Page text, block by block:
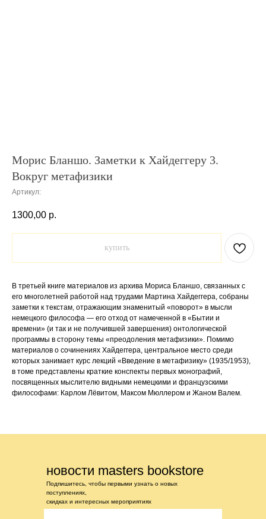
Морис Бланшо. Заметки к Хайдеггеру 3.
Вокруг метафизики
Артикул:
1300,00 р.
купить
В третьей книге материалов из архива Мориса Бланшо, связанных с
его многолетней работой над трудами Мартина Хайдеггера, собраны
заметки к текстам, отражающим знаменитый «поворот» в мысли
немецкого философа — его отход от намеченной в «Бытии и
времени» (и так и не получившей завершения) онтологической
программы в сторону темы «преодоления метафизики». Помимо
материалов о сочинениях Хайдеггера, центральное место среди
которых занимает курс лекций «Введение в метафизику» (1935/1953),
в томе представлены краткие конспекты первых монографий,
посвященных мыслителю видными немецкими и французскими
философами: Карлом Лёвитом, Максом Мюллером и Жаном Валем.
новости masters bookstore
Подпишитесь, чтобы первыми узнать о новых
поступлениях,
скидках и интересных мероприятиях